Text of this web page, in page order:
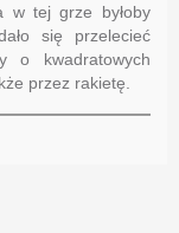
w tej grze byłoby
się przelecieć
o kwadratowych
przez rakietę.